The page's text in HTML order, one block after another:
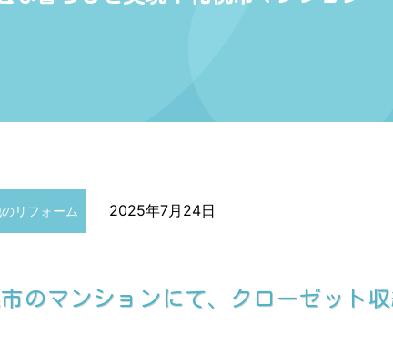
リフォーム 2025年7月24日
のマンションにて、クローゼット